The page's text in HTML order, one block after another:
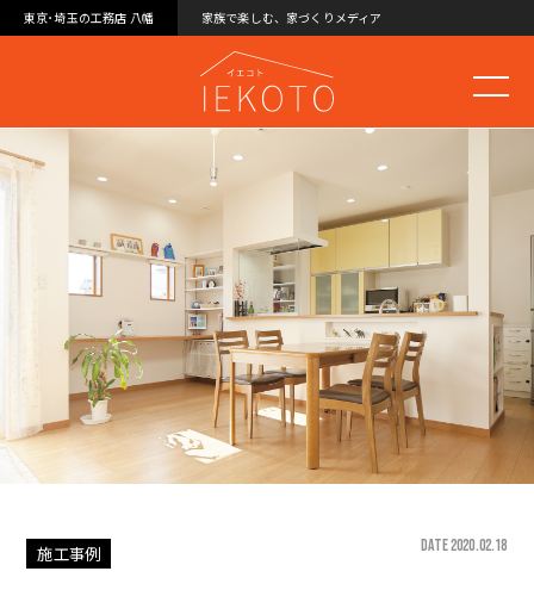
東京･埼玉の工務店 八幡 家族で楽しむ、家づくりメディア
施工事例 DATE 2020.02.18